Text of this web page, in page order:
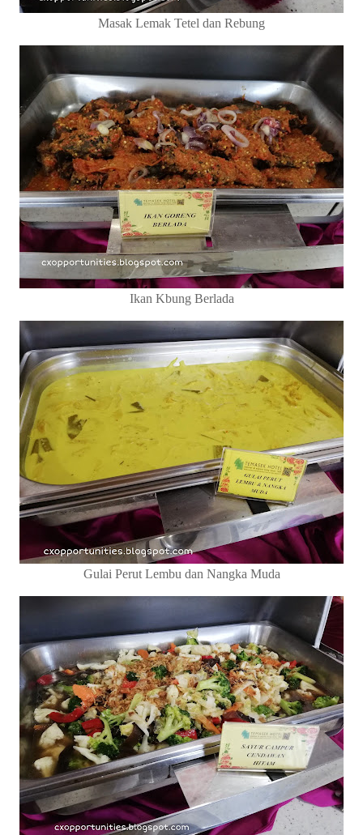
Masak Lemak Tetel dan Rebung
Ikan Kbung Berlada
Gulai Perut Lembu dan Nangka Muda